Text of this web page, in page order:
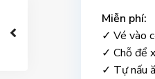
Miễn phí:
✓ Vé vào
✓ Chỗ để
✓ Tự nấu